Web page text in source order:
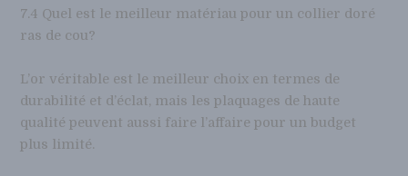
7.4 Quel est le meilleur matériau pour un collier doré
ras de cou?
L’or véritable est le meilleur choix en termes de
durabilité et d’éclat, mais les plaquages de haute
qualité peuvent aussi faire l’affaire pour un budget
plus limité.